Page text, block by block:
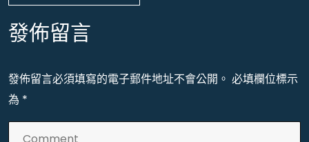
發佈留言
發佈留言必須填寫的電子郵件地址不會公開。 必填欄位標示
為 *